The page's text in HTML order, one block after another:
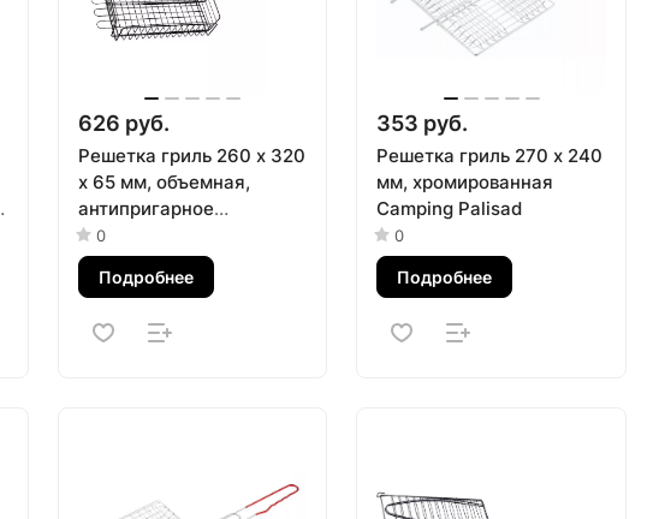
626 руб.
Решетка гриль 260 х 320
х 65 мм, объемная,
антипригарное
покрытие, Camping
Palisad
0
Подробнее
353 руб.
Решетка гриль 270 х 240
мм, хромированная
Camping Palisad
0
Подробнее